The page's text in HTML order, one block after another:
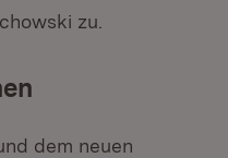
zu.
dem neuen